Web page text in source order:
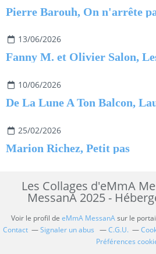
13/06/2026
Fanny M. et Olivier Salon,
10/06/2026
De La Lune A Ton Balcon,
25/02/2026
Marion Richez, Petit pas
Les Collages d'eMmA
MessanA 2025 -
Voir le profil de eMmA MessanAsur le
Contact
Signaler un abus C.G.U.
Préférences